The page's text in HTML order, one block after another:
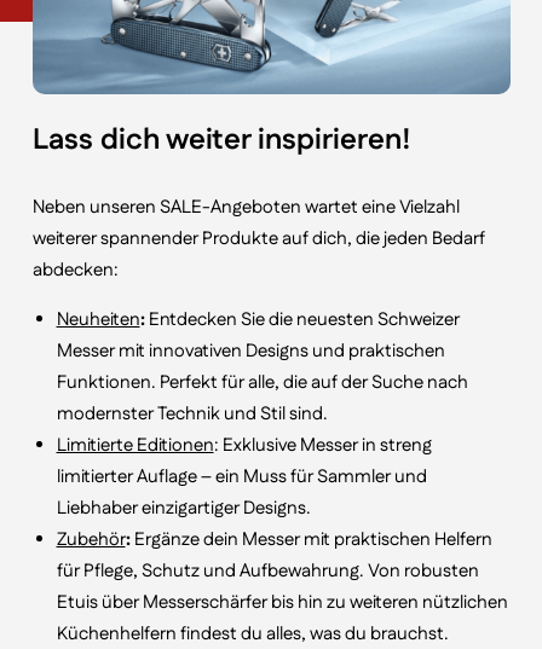
Lass dich weiter inspirieren!
Neben unseren SALE-Angeboten wartet eine Vielzahl
weiterer spannender Produkte auf dich, die jeden Bedarf
abdecken:
Neuheiten:Entdecken Sie die neuesten Schweizer
Messer mit innovativen Designs und praktischen
Funktionen. Perfekt für alle, die auf der Suche nach
modernster Technik und Stil sind.
Limitierte Editionen: Exklusive Messer in streng
limitierter Auflage – ein Muss für Sammler und
Liebhaber einzigartiger Designs.
Zubehör:Ergänze dein Messer mit praktischen Helfern
für Pflege, Schutz und Aufbewahrung. Von robusten
Etuis über Messerschärfer bis hin zu weiteren nützlichen
Küchenhelfern findest du alles, was du brauchst.